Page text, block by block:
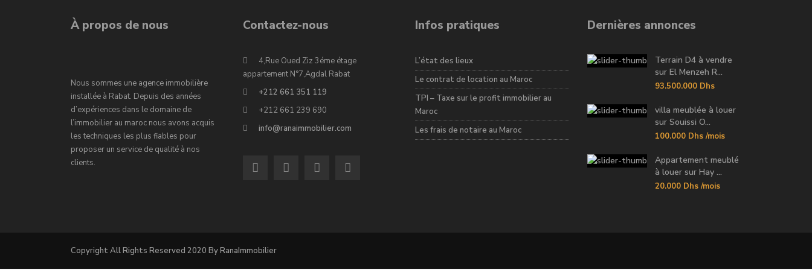
À propos de nous
Nous sommes une agence immobilière
installée à Rabat. Depuis des années
d’expériences dans le domaine de
l’immobilier au maroc nous avons acquis
les techniques les plus fiables pour
proposer un service de qualité à nos
clients.
Contactez-nous
4,Rue Oued Ziz 3éme étage
appartement N°7,Agdal Rabat
+212 661 351 119
+212 661 239 690
info@ranaimmobilier.com
Infos pratiques
L’état des lieux
Le contrat de location au Maroc
TPI – Taxe sur le profit immobilier au
Maroc
Les frais de notaire au Maroc
Dernières annonces
Terrain D4 à vendre
sur El Menzeh R...
93.500.000 Dhs
villa meublée à louer
sur Souissi O...
100.000 Dhs /mois
Appartement meublé
à louer sur Hay ...
20.000 Dhs /mois
Copyright All Rights Reserved 2020 By RanaImmobilier